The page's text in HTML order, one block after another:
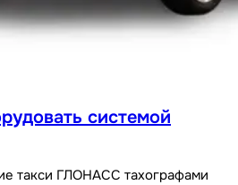
системой
такси ГЛОНАСС тахографами